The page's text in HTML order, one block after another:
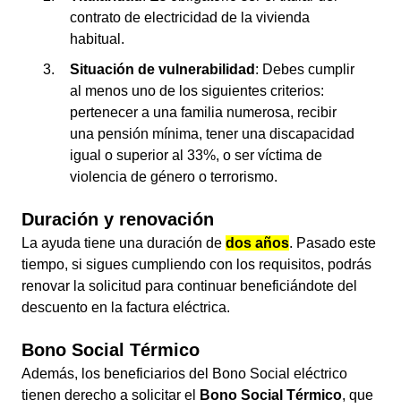
contrato de electricidad de la vivienda
habitual.
Situación de vulnerabilidad : Debes cumplir
al menos uno de los siguientes criterios:
pertenecer a una familia numerosa, recibir
una pensión mínima, tener una discapacidad
igual o superior al 33%, o ser víctima de
violencia de género o terrorismo.
Duración y renovación
La ayuda tiene una duración de dos años. Pasado este
tiempo, si sigues cumpliendo con los requisitos, podrás
renovar la solicitud para continuar beneficiándote del
descuento en la factura eléctrica.
Bono Social Térmico
Además, los beneficiarios del Bono Social eléctrico
tienen derecho a solicitar el
Bono Social Térmico, que